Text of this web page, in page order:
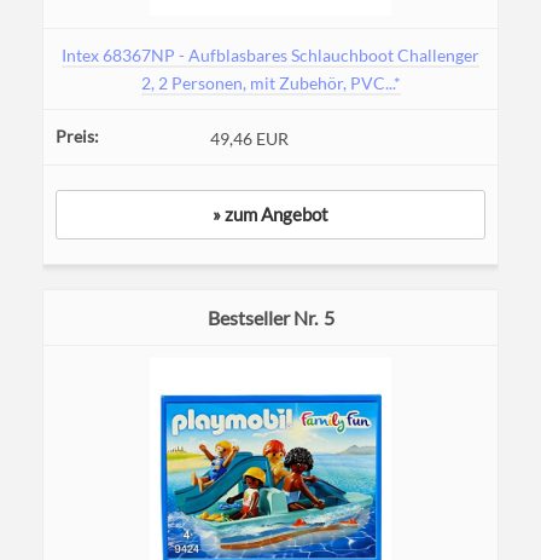
Intex 68367NP - Aufblasbares Schlauchboot Challenger
2, 2 Personen, mit Zubehör, PVC...*
49,46 EUR
» zum Angebot
5